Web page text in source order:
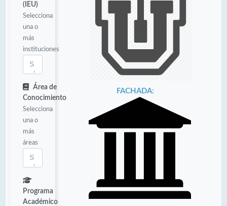
(IEU)
Selecciona
una o
más
instituciones
Área de
Conocimiento
Selecciona
una o
más
áreas
Programa
Académico
FACHADA: